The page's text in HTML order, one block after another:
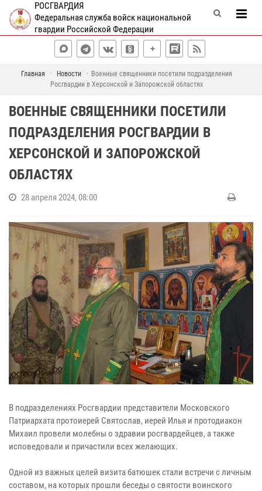
РОСГВАРДИЯ
Федеральная служба войск национальной
гвардии Российской Федерации
Главная Новости
Военные священники посетили подразделения
Росгвардии в Херсонской и Запорожской областях
ВОЕННЫЕ СВЯЩЕННИКИ ПОСЕТИЛИ
ПОДРАЗДЕЛЕНИЯ РОСГВАРДИИ В
ХЕРСОНСКОЙ И ЗАПОРОЖСКОЙ
ОБЛАСТЯХ
28 апреля 2024, 08:00
В подразделениях Росгвардии представители Московского
Патриархата протоиерей Святослав, иерей Илья и протодиакон
Михаил провели молебны о здравии росгвардейцев, а также
исповедовали и причастили всех желающих.
Одной из важных целей визита батюшек стали встречи с личным
составом, на которых прошли беседы о святости воинского